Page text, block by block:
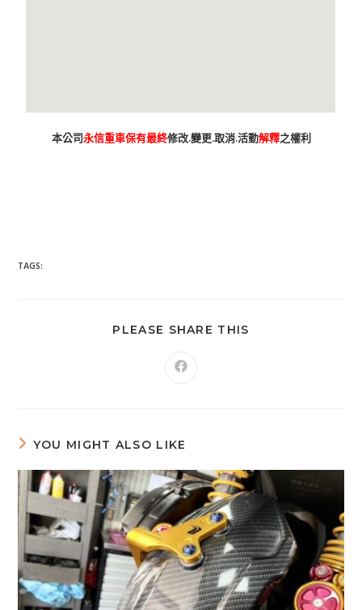
本公司永信重車保有最終修改.變更.取消.活動解釋之權利
TAGS:
PLEASE SHARE THIS
YOU MIGHT ALSO LIKE